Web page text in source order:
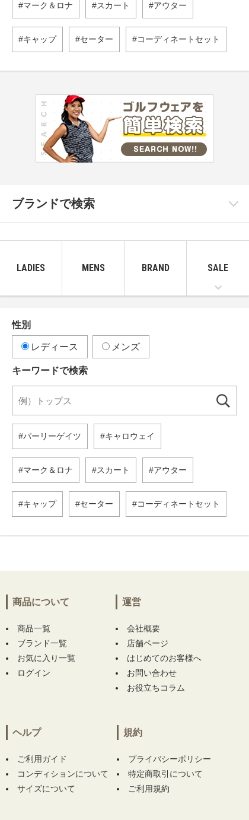
マーク＆ロナ スカート アウター
キャップ セーター コーディネートセット
ブランドで検索
LADIES MENS BRAND SALE
性別
レディース メンズ
キーワードで検索
パーリーゲイツ キャロウェイ
マーク＆ロナ スカート アウター
キャップ セーター コーディネートセット
商品について
商品一覧
ブランド一覧
お気に入り一覧
ログイン
運営
会社概要
店舗ページ
はじめてのお客様へ
お問い合わせ
お役立ちコラム
ヘルプ
ご利用ガイド
コンディションについて
サイズについて
規約
プライバシーポリシー
特定商取引について
ご利用規約